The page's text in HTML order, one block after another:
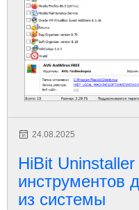
24.08.2025
HiBit
инструментов
из системы